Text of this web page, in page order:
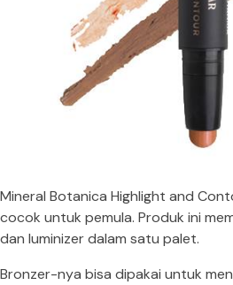
Mineral Botanica Highlight and
cocok untuk pemula. Produk ini
dan luminizer dalam satu palet.
Bronzer-nya bisa dipakai untuk